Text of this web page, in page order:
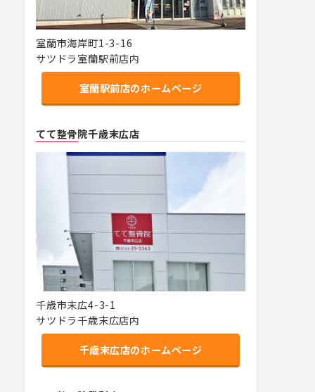
室蘭市海岸町1-3-16
サツドラ室蘭駅前店内
室蘭駅前店のホームページ
てて整骨院千歳末広店
千歳市末広4-3-1
サツドラ千歳末広店内
千歳末広店のホームページ